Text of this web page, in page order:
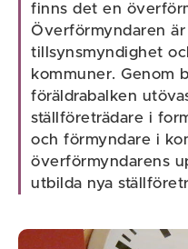
finns det en
Överförmyndaren
tillsynsmyndighet
kommuner. Genom
föräldrabalken
ställföreträdare i
och förmyndare i
överförmyndarens
utbilda nya